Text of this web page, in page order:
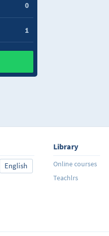
0
1
English
Library
Online courses
Teachlrs